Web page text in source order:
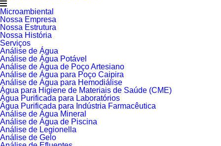
Microambiental
Nossa Empresa
Nossa Estrutura
Nossa História
Serviços
Análise de Água
Análise de Água Potável
Análise de Água de Poço Artesiano
Análise de Água para Poço Caipira
Análise de Água para Hemodiálise
Água para Higiene de Materiais de Saúde (CME)
Água Purificada para Laboratórios
Água Purificada para Indústria Farmacêutica
Análise de Água Mineral
Análise de Água de Piscina
Análise de Legionella
Análise de Gelo